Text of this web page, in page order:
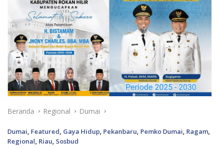
Beranda Regional Dumai
Dumai Featured Gaya Hidup Pekanbaru Pemko Dumai Ragam
Regional Riau Sosbud